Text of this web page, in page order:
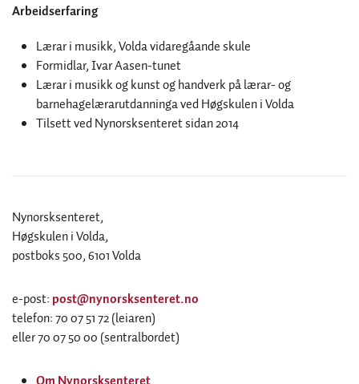
Arbeidserfaring
Lærar i musikk, Volda vidaregåande skule
Formidlar, Ivar Aasen-tunet
Lærar i musikk og kunst og handverk på lærar- og
barnehagelærarutdanninga ved Høgskulen i Volda
Tilsett ved Nynorsksenteret sidan 2014
Nynorsksenteret,
Høgskulen i Volda,
postboks 500, 6101 Volda
e-post: post@nynorsksenteret.no
telefon: 70 07 51 72 (leiaren)
eller 70 07 50 00 (sentralbordet)